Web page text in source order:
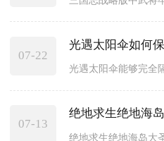
07-22
光遇太阳伞如何
07-13
绝地求生绝地海